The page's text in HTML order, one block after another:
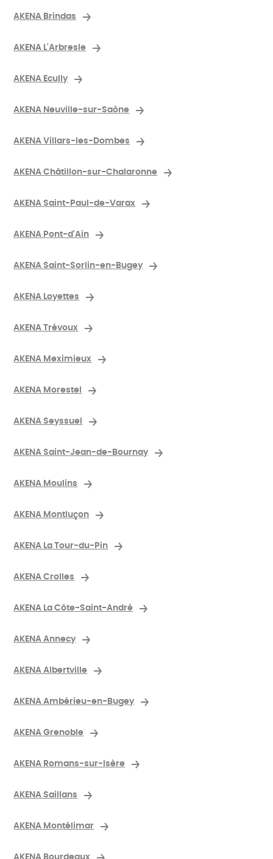
AKENA Brindas
AKENA L'Arbresle
AKENA Ecully
AKENA Neuville-sur-Saône
AKENA Villars-les-Dombes
AKENA Châtillon-sur-Chalaronne
AKENA Saint-Paul-de-Varax
AKENA Pont-d'Ain
AKENA Saint-Sorlin-en-Bugey
AKENA Loyettes
AKENA Trévoux
AKENA Meximieux
AKENA Morestel
AKENA Seyssuel
AKENA Saint-Jean-de-Bournay
AKENA Moulins
AKENA Montluçon
AKENA La Tour-du-Pin
AKENA Crolles
AKENA La Côte-Saint-André
AKENA Annecy
AKENA Albertville
AKENA Ambérieu-en-Bugey
AKENA Grenoble
AKENA Romans-sur-Isère
AKENA Saillans
AKENA Montélimar